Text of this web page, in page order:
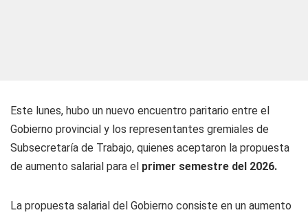
Este lunes, hubo un nuevo encuentro paritario entre el
Gobierno provincial y los representantes gremiales de
Subsecretaría de Trabajo, quienes aceptaron la propuesta
de aumento salarial para el primer semestre del 2026.
La propuesta salarial del Gobierno consiste en un aumento